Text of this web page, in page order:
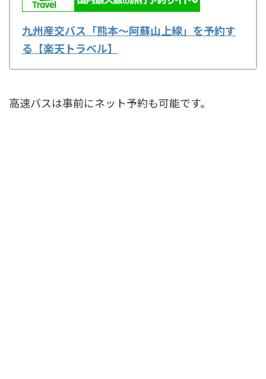
九州産交バス「熊本～阿蘇山上線」を予約す
る【楽天トラベル】
高速バスは事前にネット予約も可能です。